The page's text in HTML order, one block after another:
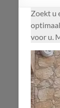
Zoekt u
voor u.